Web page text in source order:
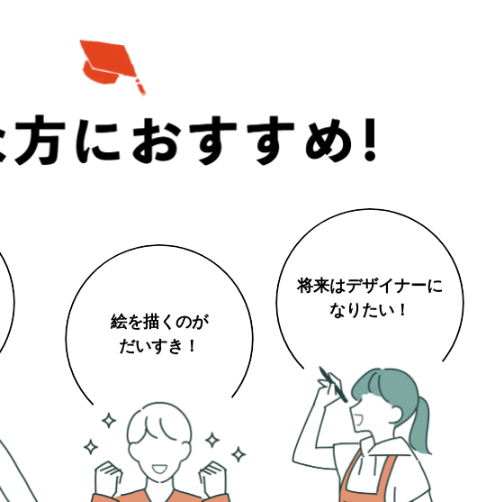
絵を描くのが
だいすき！
将来はデザイナーに
なりたい！